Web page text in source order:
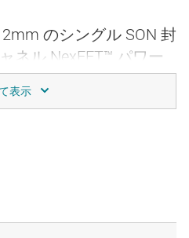
のシングル SON 封
ネル NexFET™ パワー